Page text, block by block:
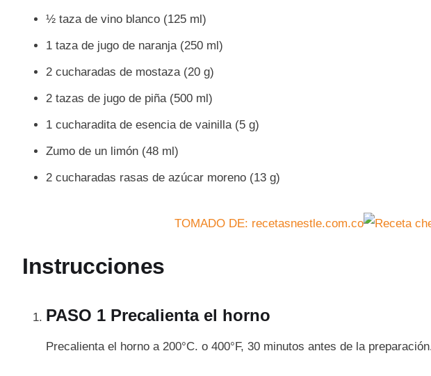
½ taza de vino blanco (125 ml)
1 taza de jugo de naranja (250 ml)
2 cucharadas de mostaza (20 g)
2 tazas de jugo de piña (500 ml)
1 cucharadita de esencia de vainilla (5 g)
Zumo de un limón (48 ml)
2 cucharadas rasas de azúcar moreno (13 g)
TOMADO DE: recetasnestle.com.co
Instrucciones
PASO 1 Precalienta el horno
Precalienta el horno a 200°C. o 400°F, 30 minutos antes de la